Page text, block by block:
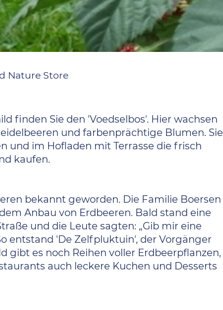
Nature Store
finden Sie den 'Voedselbos'. Hier wachsen
und farbenprächtige Blumen. Sie
und im Hofladen mit Terrasse die frisch
kaufen.
bekannt geworden. Die Familie Boersen
Anbau von Erdbeeren. Bald stand eine
und die Leute sagten: „Gib mir eine
entstand 'De Zelfpluktuin', der Vorgänger
gibt es noch Reihen voller Erdbeerpflanzen,
auch leckere Kuchen und Desserts